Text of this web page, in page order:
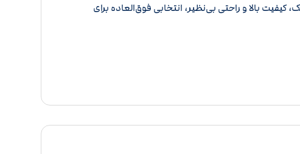
بالا و راحتی بی‌نظیر، انتخابی فوق‌العاده برای